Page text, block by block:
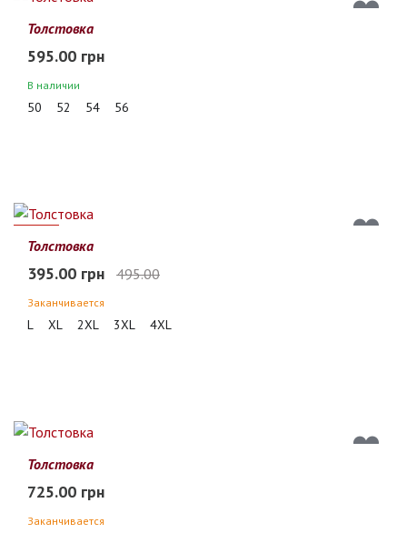
Толстовка
595.00 грн
В наличии
50 52 54 56
20%
Толстовка
395.00 грн 495.00
Заканчивается
L XL 2XL 3XL 4XL
Толстовка
725.00 грн
Заканчивается